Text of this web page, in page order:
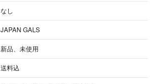
なし
JAPAN GALS
新品、未使用
送料込